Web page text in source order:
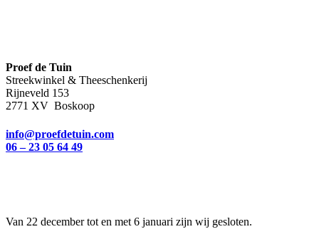
Proef de Tuin
Streekwinkel & Theeschenkerij
Rijneveld 153
2771 XV Boskoop
info@proefdetuin.com
06 – 23 05 64 49
Van 22 december tot en met 6 januari zijn wij gesloten.